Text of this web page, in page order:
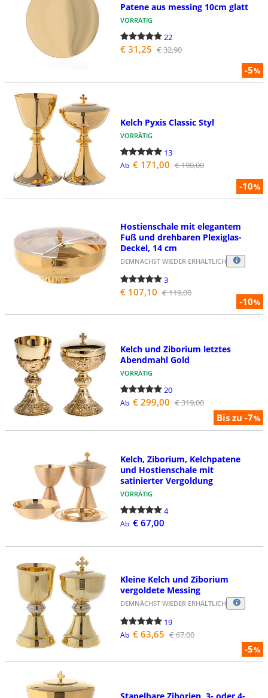
-5%
Patene aus messing 10cm glatt
VORRÄTIG
22
€ 31,25 € 32,90
-10%
Kelch Pyxis Classic Styl
VORRÄTIG
13
Ab € 171,00 € 190,00
-10%
Hostienschale mit elegantem
Fuß und drehbaren Plexiglas-
Deckel, 14 cm
DEMNÄCHST WIEDER ERHÄLTLICH
3
€ 107,10 € 119,00
Bis zu -7%
Kelch und Ziborium letztes
Abendmahl Gold
VORRÄTIG
20
Ab € 299,00 € 319,00
Kelch, Ziborium, Kelchpatene
und Hostienschale mit
satinierter Vergoldung
VORRÄTIG
4
Ab € 67,00
-5%
Kleine Kelch und Ziborium
vergoldete Messing
DEMNÄCHST WIEDER ERHÄLTLICH
19
Ab € 63,65 € 67,00